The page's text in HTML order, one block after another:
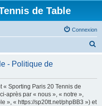
de Table
Connexion
h
- Politique de
Sporting Paris 20 Tennis de
après par « nous », « notre »,
», « https://sp20tt.net/phpBB3 ») et